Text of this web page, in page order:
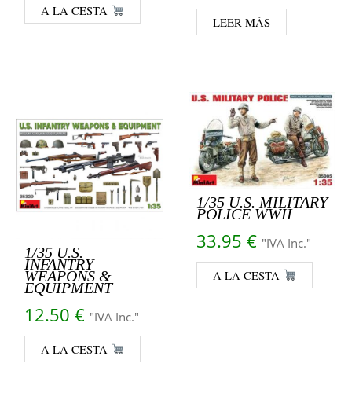
A LA CESTA
LEER MÁS
1/35 U.S.
INFANTRY
WEAPONS &
EQUIPMENT
12.50 € "IVA Inc."
A LA CESTA
1/35 U.S. MILITARY
POLICE WWII
33.95 € "IVA Inc."
A LA CESTA